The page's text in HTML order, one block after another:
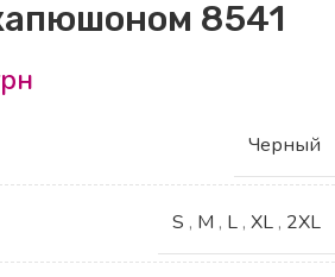
8541
Черный
S , M , L , XL , 2XL